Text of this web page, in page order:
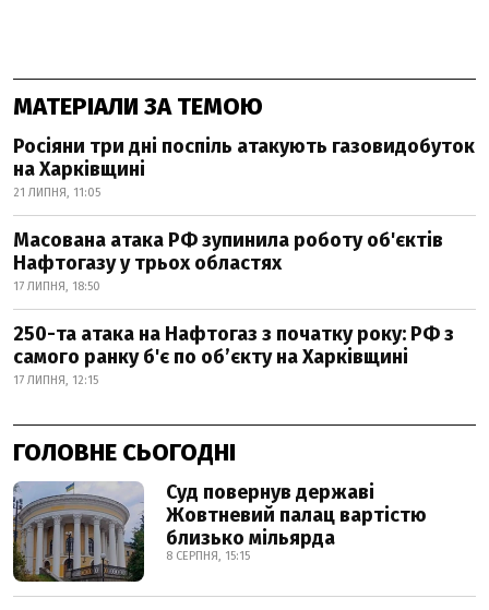
МАТЕРІАЛИ ЗА ТЕМОЮ
Росіяни три дні поспіль атакують газовидобуток
на Харківщині
21 ЛИПНЯ, 11:05
Масована атака РФ зупинила роботу об'єктів
Нафтогазу у трьох областях
17 ЛИПНЯ, 18:50
250-та атака на Нафтогаз з початку року: РФ з
самого ранку б'є по об’єкту на Харківщині
17 ЛИПНЯ, 12:15
ГОЛОВНЕ СЬОГОДНІ
Суд повернув державі
Жовтневий палац вартістю
близько мільярда
8 СЕРПНЯ, 15:15